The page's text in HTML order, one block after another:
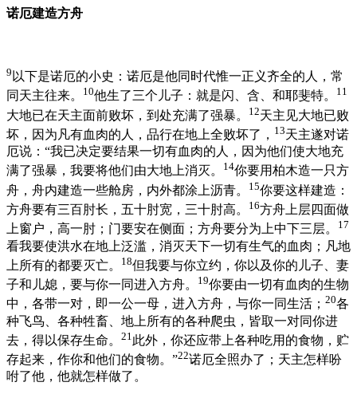
诺厄建造方舟
9以下是诺厄的小史：诺厄是他同时代惟一正义齐全的人，常
同天主往来。
10他生了三个儿子：就是闪、含、和耶斐特。 11
大地已在天主面前败坏，到处充满了强暴。 12天主见大地已败
坏，因为凡有血肉的人，品行在地上全败坏了， 13天主遂对诺
厄说：“我已决定要结果一切有血肉的人，因为他们使大地充
满了强暴，我要将他们由大地上消灭。
14你要用柏木造一只方
舟，舟内建造一些舱房，内外都涂上沥青。
15你要这样建造：
方舟要有三百肘长，五十肘宽，三十肘高。
16方舟上层四面做
上窗户，高一肘；门要安在侧面；方舟要分为上中下三层。
17
看我要使洪水在地上泛滥，消灭天下一切有生气的血肉；凡地
上所有的都要灭亡。
18但我要与你立约，你以及你的儿子、妻
子和儿媳，要与你一同进入方舟。
19你要由一切有血肉的生物
中，各带一对，即一公一母，进入方舟，与你一同生活； 20各
种飞鸟、各种牲畜、地上所有的各种爬虫，皆取一对同你进
去，得以保存生命。 21 此外，你还应带上各种吃用的食物，贮
存起来，作你和他们的食物。”22诺厄全照办了；天主怎样吩
咐了他，他就怎样做了。